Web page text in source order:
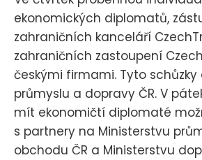
ekonomických diplomatů,
zahraničních kanceláří
zahraničních zastoupení
českými firmami. Tyto schůzky
průmyslu a dopravy ČR. V
mít ekonomičtí diplomaté
s partnery na Ministerstvu
obchodu ČR a Ministerstvu